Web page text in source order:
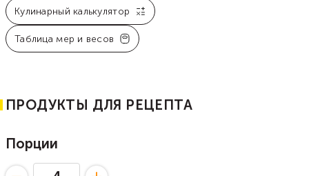
Кулинарный калькулятор
Таблица мер и весов
ПРОДУКТЫ ДЛЯ РЕЦЕПТА
Порции